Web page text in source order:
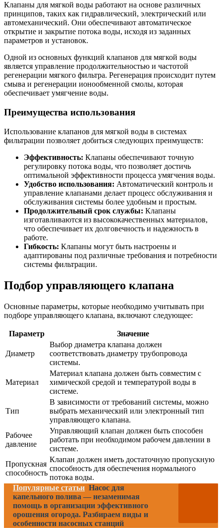
Клапаны для мягкой воды работают на основе различных
принципов, таких как гидравлический, электрический или
автомеханический. Они обеспечивают автоматическое
открытие и закрытие потока воды, исходя из заданных
параметров и установок.
Одной из основных функций клапанов для мягкой воды
является управление продолжительностью и частотой
регенерации мягкого фильтра. Регенерация происходит путем
смыва и регенерации ионообменной смолы, которая
обеспечивает умягчение воды.
Преимущества использования
Использование клапанов для мягкой воды в системах
фильтрации позволяет добиться следующих преимуществ:
Эффективность: Клапаны обеспечивают точную
регулировку потока воды, что позволяет достичь
оптимальной эффективности процесса умягчения воды.
Удобство использования: Автоматический контроль и
управление клапанами делает процесс обслуживания и
обслуживания системы более удобным и простым.
Продолжительный срок службы: Клапаны
изготавливаются из высококачественных материалов,
что обеспечивает их долговечность и надежность в
работе.
Гибкость: Клапаны могут быть настроены и
адаптированы под различные требования и потребности
системы фильтрации.
Подбор управляющего клапана
Основные параметры, которые необходимо учитывать при
подборе управляющего клапана, включают следующее:
Параметр Значение
Диаметр
Выбор диаметра клапана должен
соответствовать диаметру трубопровода
системы.
Материал
Материал клапана должен быть совместим с
химической средой и температурой воды в
системе.
Тип
В зависимости от требований системы, можно
выбрать механический или электронный тип
управляющего клапана.
Рабочее
давление
Управляющий клапан должен быть способен
работать при необходимом рабочем давлении в
системе.
Пропускная
способность
Клапан должен иметь достаточную пропускную
способность для обеспечения нормального
потока воды.
Популярные статьи Насос для
капельного полива — незаменимая
помощь в организации эффективного
орошения огорода. Разбираем виды и
особенности насосных станций